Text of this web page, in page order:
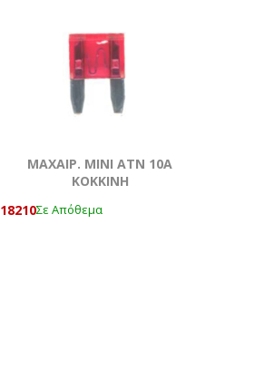
ΜΑΧΑΙΡ. ΜΙΝΙ ATN 10Α
ΚΟΚΚΙΝΗ
18210Σε Απόθεμα